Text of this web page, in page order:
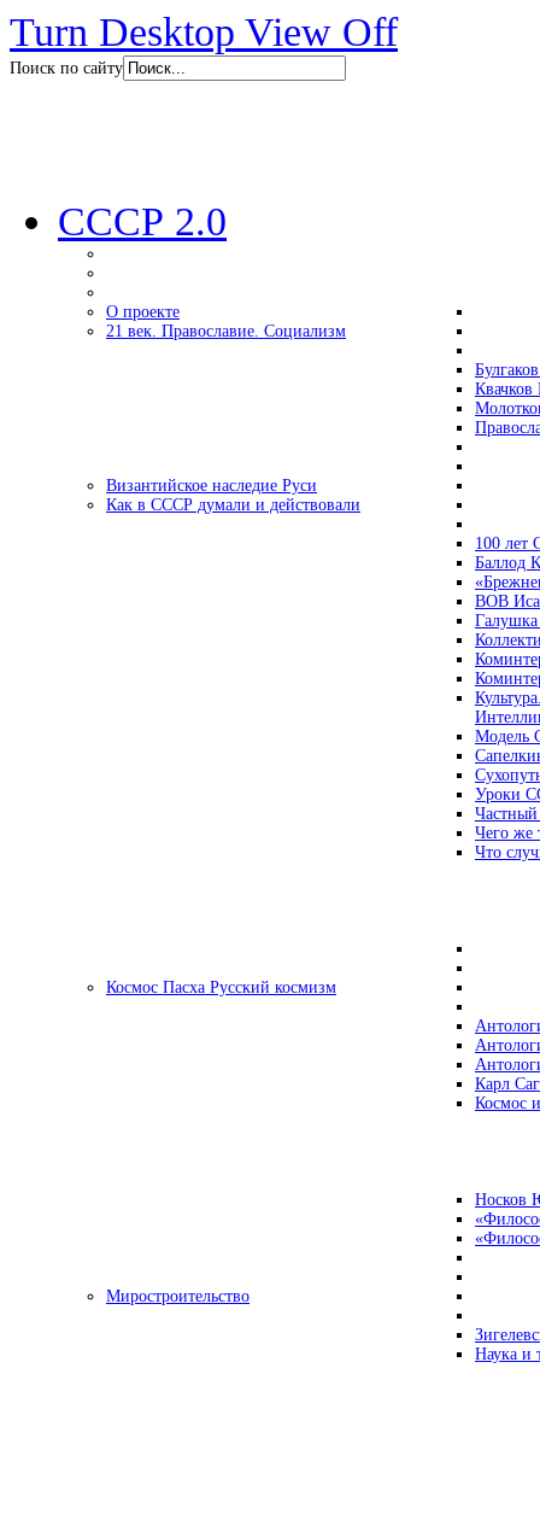
Turn Desktop View Off
Поиск по сайту
СССР 2.0
О проекте
21 век. Православие. Социализм
Византийское наследие Руси
Как в СССР думали и действовали
100 лет
Баллод
ВОВ
Модель
Уроки
Чего же
Что
Космос Пасха Русский космизм
Карл
Космос
Носков
Миростроительство
Наука и